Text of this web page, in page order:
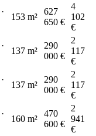
153 m²
627
650 €
4
102
€
137 m²
290
000 €
2
117
€
137 m²
290
000 €
2
117
€
160 m²
470
600 €
2
941
€